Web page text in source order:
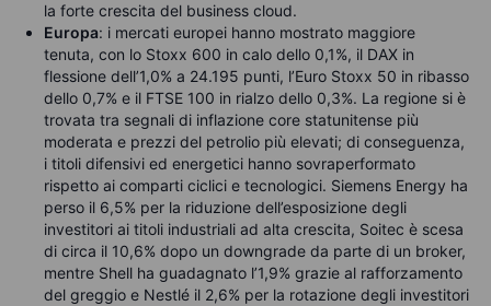
la forte crescita del business cloud.
Europa: i mercati europei hanno mostrato maggiore
tenuta, con lo Stoxx 600 in calo dello 0,1%, il DAX in
flessione dell’1,0% a 24.195 punti, l’Euro Stoxx 50 in ribasso
dello 0,7% e il FTSE 100 in rialzo dello 0,3%. La regione si è
trovata tra segnali di inflazione core statunitense più
moderata e prezzi del petrolio più elevati; di conseguenza,
i titoli difensivi ed energetici hanno sovraperformato
rispetto ai comparti ciclici e tecnologici. Siemens Energy ha
perso il 6,5% per la riduzione dell’esposizione degli
investitori ai titoli industriali ad alta crescita, Soitec è scesa
di circa il 10,6% dopo un downgrade da parte di un broker,
mentre Shell ha guadagnato l’1,9% grazie al rafforzamento
del greggio e Nestlé il 2,6% per la rotazione degli investitori